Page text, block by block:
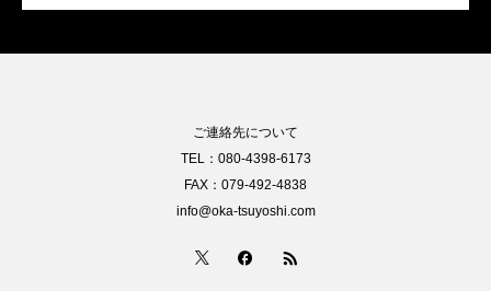
ご連絡先について
TEL：080-4398-6173
FAX：079-492-4838
info@oka-tsuyoshi.com